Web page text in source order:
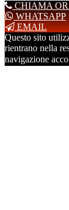
CHIAMA
WHATSAPP
EMAIL
Questo sito
rientrano nella
navigazione